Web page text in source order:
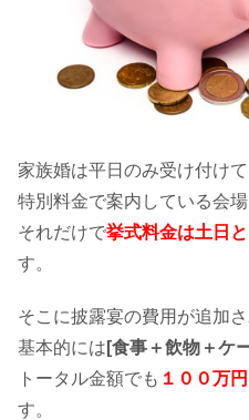
家族婚は平日のみ受け付けて
特別料金で案内している会場
それだけで挙式料金は土日
す。
そこに披露宴の費用が追加さ
基本的には [食事＋飲物＋ケ
トータル金額でも １００万
す。